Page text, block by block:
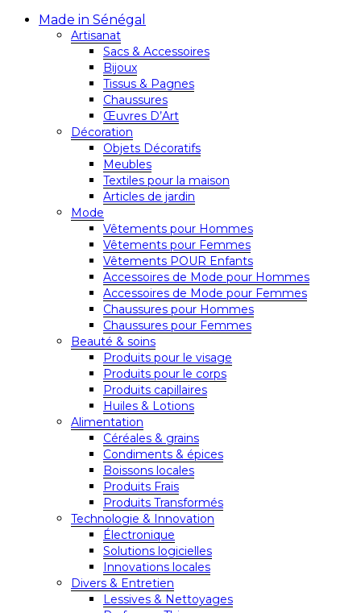
Made in Sénégal
Artisanat
Sacs & Accessoires
Bijoux
Tissus & Pagnes
Chaussures
Œuvres D’Art
Décoration
Objets Décoratifs
Meubles
Textiles pour la maison
Articles de jardin
Mode
Vêtements pour Hommes
Vêtements pour Femmes
Vêtements POUR Enfants
Accessoires de Mode pour Hommes
Accessoires de Mode pour Femmes
Chaussures pour Hommes
Chaussures pour Femmes
Beauté & soins
Produits pour le visage
Produits pour le corps
Produits capillaires
Huiles & Lotions
Alimentation
Céréales & grains
Condiments & épices
Boissons locales
Produits Frais
Produits Transformés
Technologie & Innovation
Électronique
Solutions logicielles
Innovations locales
Divers & Entretien
Lessives & Nettoyages